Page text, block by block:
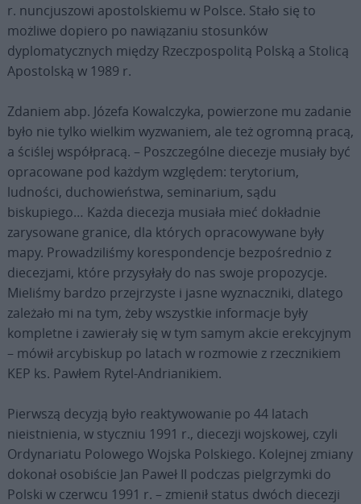
r. nuncjuszowi apostolskiemu w Polsce. Stało się to
możliwe dopiero po nawiązaniu stosunków
dyplomatycznych między Rzeczpospolitą Polską a Stolicą
Apostolską w 1989 r.
Zdaniem abp. Józefa Kowalczyka, powierzone mu zadanie
było nie tylko wielkim wyzwaniem, ale też ogromną pracą,
a ściślej współpracą. – Poszczególne diecezje musiały być
opracowane pod każdym względem: terytorium,
ludności, duchowieństwa, seminarium, sądu
biskupiego… Każda diecezja musiała mieć dokładnie
zarysowane granice, dla których opracowywane były
mapy. Prowadziliśmy korespondencje bezpośrednio z
diecezjami, które przysyłały do nas swoje propozycje.
Mieliśmy bardzo przejrzyste i jasne wyznaczniki, dlatego
zależało mi na tym, żeby wszystkie informacje były
kompletne i zawierały się w tym samym akcie erekcyjnym
– mówił arcybiskup po latach w rozmowie z rzecznikiem
KEP ks. Pawłem Rytel-Andrianikiem.
Pierwszą decyzją było reaktywowanie po 44 latach
nieistnienia, w styczniu 1991 r., diecezji wojskowej, czyli
Ordynariatu Polowego Wojska Polskiego. Kolejnej zmiany
dokonał osobiście Jan Paweł II podczas pielgrzymki do
Polski w czerwcu 1991 r. – zmienił status dwóch diecezji